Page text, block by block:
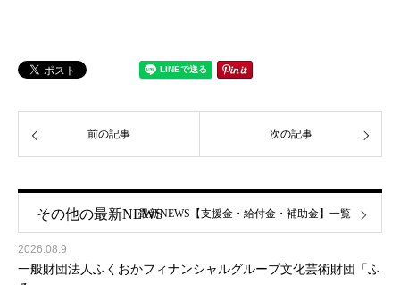
前の記事 次の記事
その他の最新NEWS
2026.08.9
一般財団法人ふくおかフィナンシャルグループ文化芸術財団「ふ
最新NEWS【支援金・給付金・補助金】一覧